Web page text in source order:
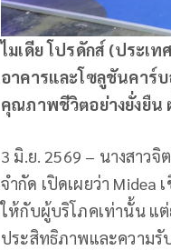
ไมเดีย โปรดักส์ (ประเท
อาคารและโซลูชันคาร์
คุณภาพชีวิตอย่างยั่งยืน
3 มิ.ย. 2569 – นางสาว
จำกัด เปิดเผยว่า Midea
ให้กับผู้บริโภคเท่านั้น แ
ประสิทธิภาพและความรั